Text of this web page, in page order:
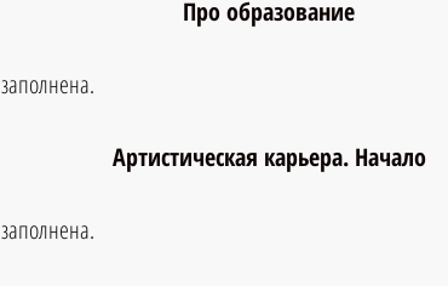
Про образование
Артистическая карьера. Начало